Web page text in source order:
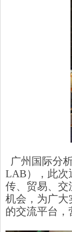
广州国际分
LAB），此次
传、贸易、交
机会，为广大
的交流平台